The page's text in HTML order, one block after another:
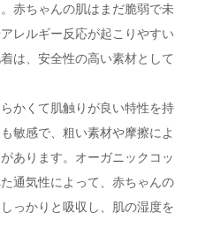
赤ちゃんの肌はまだ脆弱で未
レルギー反応が起こりやすい
は、安全性の高い素材として
かくて肌触りが良い特性を持
敏感で、粗い素材や摩擦によ
あります。オーガニックコッ
通気性によって、赤ちゃんの
っかりと吸収し、肌の湿度を